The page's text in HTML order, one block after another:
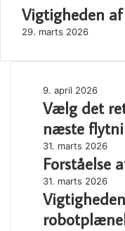
C
l
Vigtigheden
29. marts 2026
Vælg
det
flyttefirma
til
din
næste
flytning
9. april 2026
Vælg det
næste
Forståelse
af
åndedrætstræning
31. marts 2026
Forståelse
Vigtigheden
af
garage
31. marts 2026